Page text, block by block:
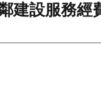
建設服務